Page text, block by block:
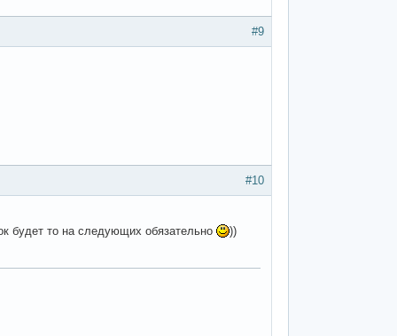
#9
#10
будет то на следующих обязательно
))